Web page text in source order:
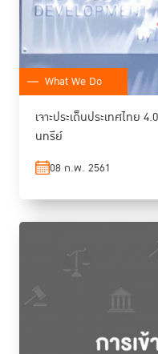
What We Do
เจาะประเด็นประเทศไท
นทรีย์
08 ก.พ. 2561